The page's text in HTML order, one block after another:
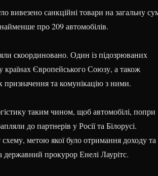
вивезено санкційні товари на загальну
про 209 автомобілів.
скоординовано. Один із підозрюваних
країнах Європейського Союзу, а також
призначення та комунікацію з ними.
таким чином, щоб автомобілі, попри
до партнерів у Росії та Білорусі.
метою якої було отримання доходу та
державний прокурор Енелі Лаурітс.